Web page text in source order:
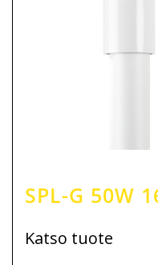
SPL-G 50W
Katso tuote